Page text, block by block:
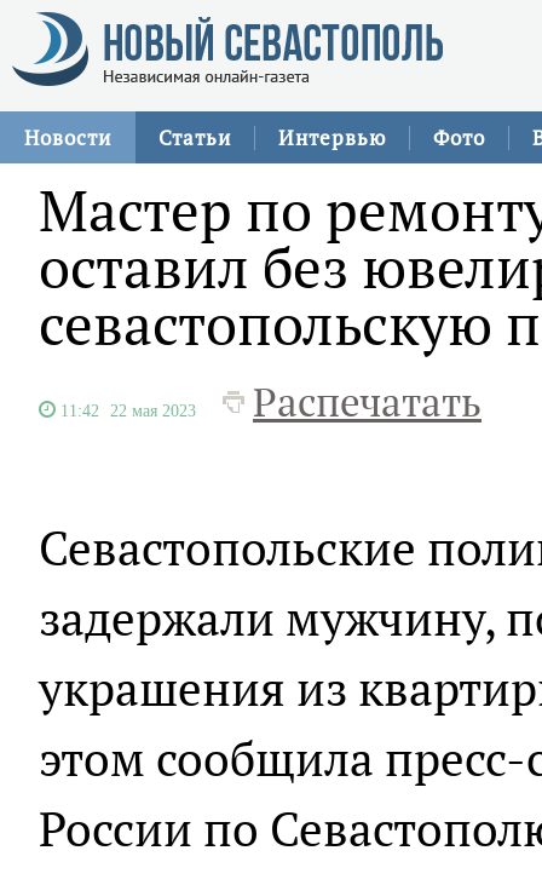
Новости Статьи Интервью Фото
Мастер по
оставил без
севастопольскую
11:42 22 мая 2023 Распечатать
Севастопольские
задержали мужчину,
украшения из
этом сообщила
России по